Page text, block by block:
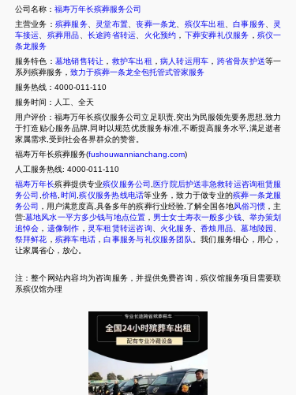
公司名称： 福寿万年长殡葬服务公司
主营业务： 殡葬服务、 灵堂布置 、丧葬一条龙 殡仪车出租 、白事服务
灵
车接运
殡葬用品 长途跨省转运 火化预约 ， 下葬安葬礼仪服务 ， 殡仪一
条龙服务
服务特色： 墓地销售转让 ， 救护车出租 ， 病人转运用车 ， 跨省骨灰护送等一
系列殡葬服务， 致力于殡葬一条龙全包托管式管家服务
服务热线：4000-011-110
服务时间：人工、全天
用户评价：福寿万年长殡仪服务公司立足职责,突出为民服领先要务思想,致力
于打造贴心服务品牌,同时以规范优质服务标准,不断提高服务水平,满足逝者
家属需求,受到社会各界群众的赞誉。
福寿万年长殡葬服务(fushouwannianchang.com)
人工服务热线: 4000-011-110
福寿万年长殡葬提供专业殡仪服务公司 医疗院后护送非急救转运咨询租赁服
务公司 价格 时间 殡仪服务热线电话等业务，致力于做专业的殡葬一条龙服
务公司
，用户满意度高,具备多年的殡葬行业经验,了解全国各地风俗习惯 ，主
营:墓地风水一平方多少钱与地点位置 ， 男士女士寿衣一般多少钱、 举办策划
追悼会 ， 遗像制作 ， 灵车租赁转运咨询、 火化服务、香烛用品 、墓地陵园
祭拜鲜花 ， 殡葬车电话 ，白事服务与礼仪服务团队
。我们服务细心，用心，
让家属省心，放心。
注：整个网站内容均为咨询服务，并提供免费咨询，殡仪馆服务项目需要联
系殡仪馆办理